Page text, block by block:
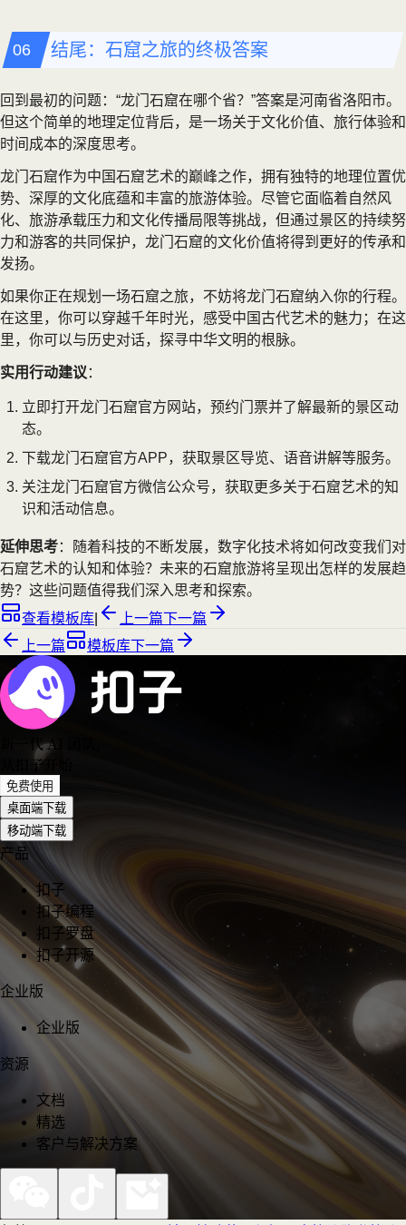
结尾：石窟之旅的终极答案
回到最初的问题：“龙门石窟在哪个省？”答案是河南省洛阳市。
但这个简单的地理定位背后，是一场关于文化价值、旅行体验和
时间成本的深度思考。
龙门石窟作为中国石窟艺术的巅峰之作，拥有独特的地理位置优
势、深厚的文化底蕴和丰富的旅游体验。尽管它面临着自然风
化、旅游承载压力和文化传播局限等挑战，但通过景区的持续努
力和游客的共同保护，龙门石窟的文化价值将得到更好的传承和
发扬。
如果你正在规划一场石窟之旅，不妨将龙门石窟纳入你的行程。
在这里，你可以穿越千年时光，感受中国古代艺术的魅力；在这
里，你可以与历史对话，探寻中华文明的根脉。
实用行动建议 ：
立即打开龙门石窟官方网站，预约门票并了解最新的景区动
态。
下载龙门石窟官方APP，获取景区导览、语音讲解等服务。
关注龙门石窟官方微信公众号，获取更多关于石窟艺术的知
识和活动信息。
延伸思考：随着科技的不断发展，数字化技术将如何改变我们对
石窟艺术的认知和体验？未来的石窟旅游将呈现出怎样的发展趋
势？这些问题值得我们深入思考和探索。
查看模板库
上一篇下一篇
上一篇
模板库下一篇
新一代 AI 团队
从扣子开始
免费使用
桌面端下载
移动端下载
产品
扣子
扣子编程
扣子罗盘
扣子开源
企业版
企业版
资源
文档
精选
客户与解决方案